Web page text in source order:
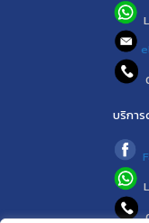
บริกา